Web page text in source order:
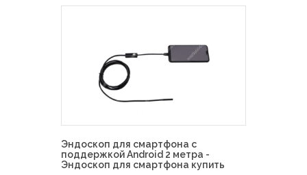
Эндоскоп для смартфона с
поддержкой Android 2 метра -
Эндоскоп для смартфона купить